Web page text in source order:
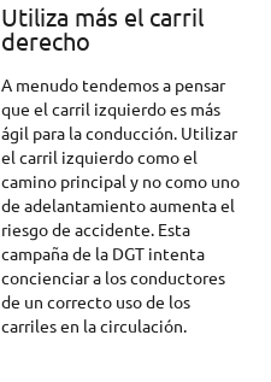
Utiliza más el carril
derecho
A menudo tendemos a pensar
que el carril izquierdo es más
ágil para la conducción. Utilizar
el carril izquierdo como el
camino principal y no como uno
de adelantamiento aumenta el
riesgo de accidente. Esta
campaña de la DGT intenta
concienciar a los conductores
de un correcto uso de los
carriles en la circulación.